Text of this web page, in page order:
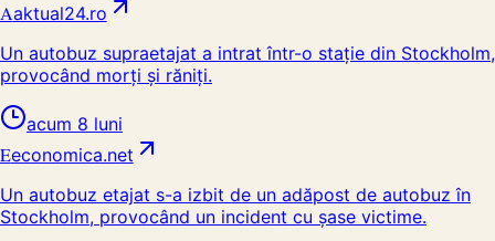
Aaktual24.ro
Un autobuz supraetajat a intrat într-o stație din Stockholm,
provocând morți și răniți.
acum 8 luni
Eeconomica.net
Un autobuz etajat s-a izbit de un adăpost de autobuz în
Stockholm, provocând un incident cu șase victime.